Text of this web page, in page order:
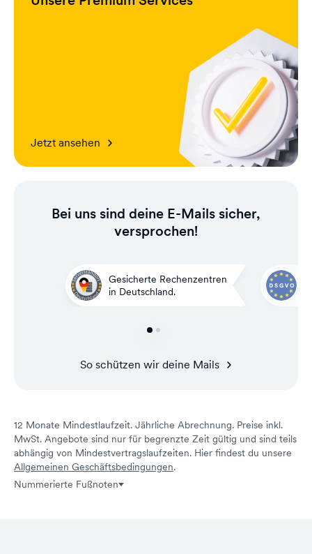
Jetzt ansehen
Bei uns sind deine E-Mails sicher,
versprochen!
Gesicherte Rechenzentren
in Deutschland.
So schützen wir deine Mails
12 Monate Mindestlaufzeit. Jährliche Abrechnung. Preise inkl.
MwSt. Angebote sind nur für begrenzte Zeit gültig und sind teils
abhängig von Mindestvertragslaufzeiten. Hier findest du unsere
Allgemeinen Geschäftsbedingungen.
Nummerierte Fußnoten